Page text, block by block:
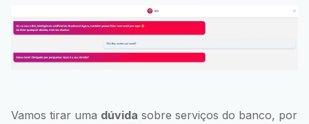
Vamos tirar uma dúvida sobre serviços do banco, por